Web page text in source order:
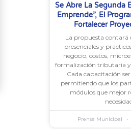
Se Abre La Segunda
Emprende”, El
Fortalecer
La propuesta contará
presenciales y
negocio, costos,
formalización tributaria y
Cada capacitación
permitiendo que los
módulos que mejor
Prensa Municipal